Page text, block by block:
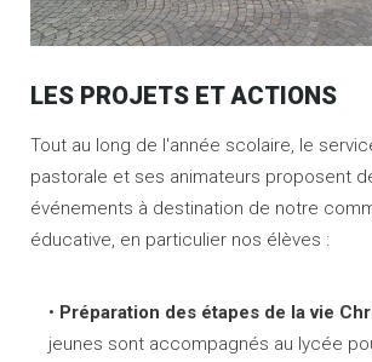
LES PROJETS ET ACTIONS
Tout au long de l'année scolaire, le
pastorale et ses animateurs proposent
événements à destination de notre
éducative, en particulier nos élèves :
Préparation des étapes de la vie
jeunes sont accompagnés au lycée